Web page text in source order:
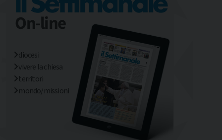
diocesi
vivere la chiesa
territori
mondo/missioni